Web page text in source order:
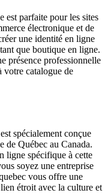
est parfaite pour les sites
électronique et de
une identité en ligne
que boutique en ligne.
présence professionnelle
votre catalogue de
spécialement conçue
de Québec au Canada.
ligne spécifique à cette
soyez une entreprise
vous offre une
étroit avec la culture et